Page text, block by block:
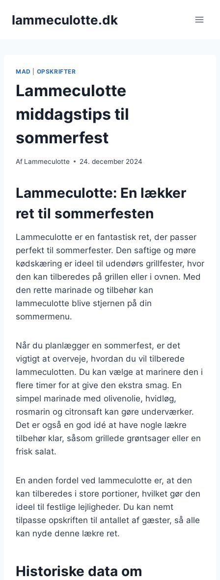
lammeculotte.dk
MAD OPSKRIFTER
Lammeculotte
middagstips til
sommerfest
Af Lammeculotte 24. december 2024
Lammeculotte: En lækker
ret til sommerfesten
Lammeculotte er en fantastisk ret, der passer
perfekt til sommerfester. Den saftige og møre
kødskæring er ideel til udendørs grillfester, hvor
den kan tilberedes på grillen eller i ovnen. Med
den rette marinade og tilbehør kan
lammeculotte blive stjernen på din
sommermenu.
Når du planlægger en sommerfest, er det
vigtigt at overveje, hvordan du vil tilberede
lammeculotten. Du kan vælge at marinere den i
flere timer for at give den ekstra smag. En
simpel marinade med olivenolie, hvidløg,
rosmarin og citronsaft kan gøre underværker.
Det er også en god idé at have nogle lækre
tilbehør klar, såsom grillede grøntsager eller en
frisk salat.
En anden fordel ved lammeculotte er, at den
kan tilberedes i store portioner, hvilket gør den
ideel til festlige lejligheder. Du kan nemt
tilpasse opskriften til antallet af gæster, så alle
kan nyde denne lækre ret.
Historiske data om